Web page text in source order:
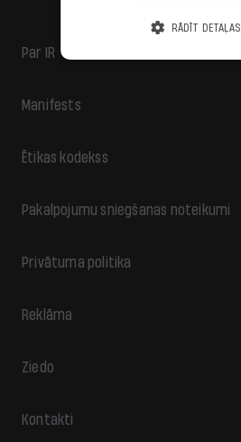
Par IR
Manifests
Ētikas kodekss
Pakalpojumu sniegšanas noteikumi
Privātuma politika
Reklāma
Ziedo
Kontakti
RĀDĪT DETAĻAS